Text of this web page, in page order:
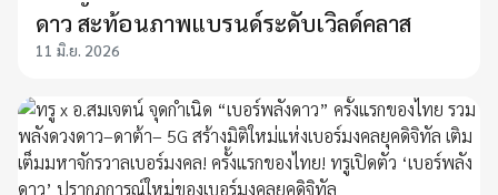
ดาว สะท้อนภาพแบรนด์ระดับเวิลด์คลาส
11 มิ.ย. 2026